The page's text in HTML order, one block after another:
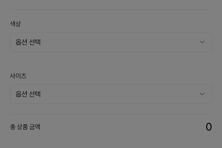
색상
사이즈
총 상품 금액 0